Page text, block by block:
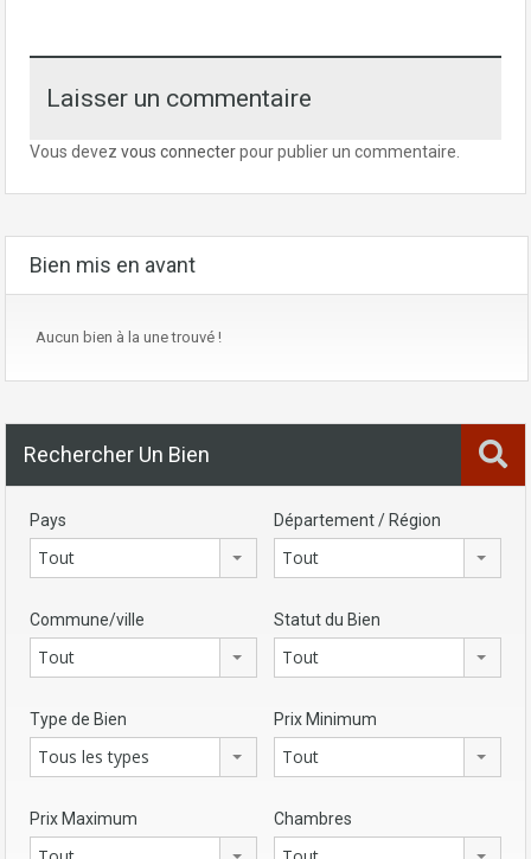
Laisser un commentaire
Vous devez vous connecterpour publier un commentaire.
Bien mis en avant
Aucun bien à la une trouvé !
Rechercher Un Bien
Pays
Tout
Département / Région
Tout
Commune/ville
Tout
Statut du Bien
Tout
Type de Bien
Tous les types
Prix Minimum
Tout
Prix Maximum Chambres